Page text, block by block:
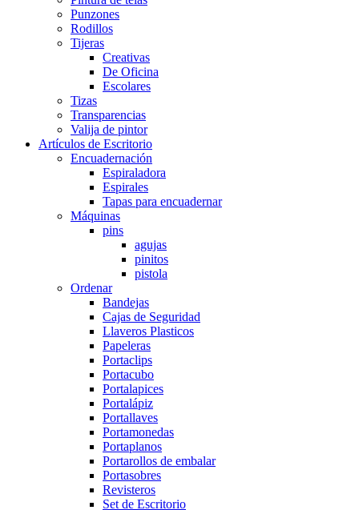
Punzones
Rodillos
Tijeras
Creativas
De Oficina
Escolares
Tizas
Transparencias
Valija de pintor
Artículos de Escritorio
Encuadernación
Espiraladora
Espirales
Tapas para encuadernar
Máquinas
pins
agujas
pinitos
pistola
Ordenar
Bandejas
Cajas de Seguridad
Llaveros Plasticos
Papeleras
Portaclips
Portacubo
Portalapices
Portalápiz
Portallaves
Portamonedas
Portaplanos
Portarollos de embalar
Portasobres
Revisteros
Set de Escritorio